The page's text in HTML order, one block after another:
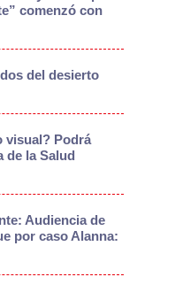
comenzó con
del desierto
visual? Podrá
de la Salud
Audiencia de
por caso Alanna: